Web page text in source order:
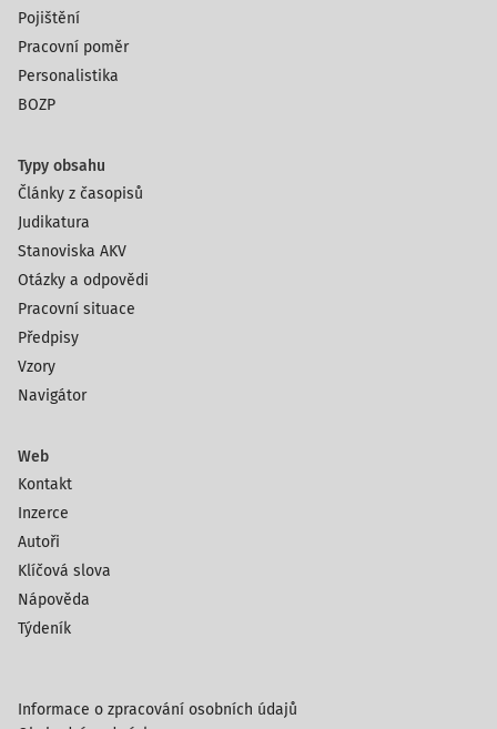
Pojištění
Pracovní poměr
Personalistika
BOZP
Typy obsahu
Články z časopisů
Judikatura
Stanoviska AKV
Otázky a odpovědi
Pracovní situace
Předpisy
Vzory
Navigátor
Web
Kontakt
Inzerce
Autoři
Klíčová slova
Nápověda
Týdeník
Informace o zpracování osobních údajů